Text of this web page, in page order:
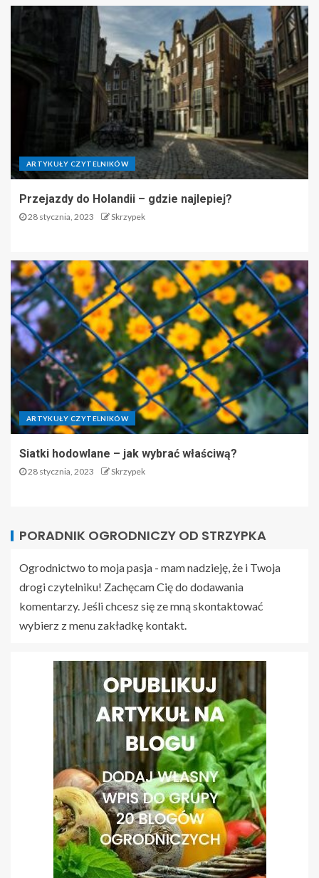
ARTYKUŁY CZYTELNIKÓW
Przejazdy do Holandii – gdzie najlepiej?
28 stycznia, 2023 Skrzypek
ARTYKUŁY CZYTELNIKÓW
Siatki hodowlane – jak wybrać właściwą?
28 stycznia, 2023 Skrzypek
PORADNIK OGRODNICZY OD STRZYPKA
Ogrodnictwo to moja pasja - mam nadzieję, że i Twoja
drogi czytelniku! Zachęcam Cię do dodawania
komentarzy. Jeśli chcesz się ze mną skontaktować
wybierz z menu zakładkę kontakt.